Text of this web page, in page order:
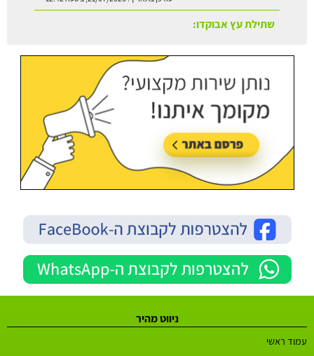
עודכן בתאריך:21/07/2026, בשעה 13:24
ניווט מהיר
עמוד ראשי